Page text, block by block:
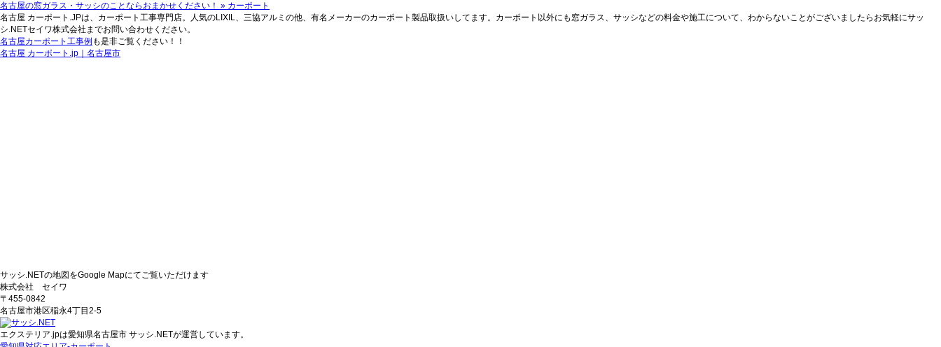
名古屋の窓ガラス・サッシのことならおまかせください！ » カーポート
名古屋 カーポート.JPは、カーポート工事専門店。人気のLIXIL、三協アルミの他、有名メーカーのカーポート製品取扱いしてます。カーポート以外にも窓ガラス、サッシなどの料金や施工について、わからないことがございましたらお気軽にサッ
シ.NETセイワ株式会社までお問い合わせください。
名古屋カーポート工事例 も是非ご覧ください！！
名古屋 カーポート.jp｜名古屋市
サッシ.NETの地図をGoogle Mapにてご覧いただけます
株式会社 セイワ
〒455-0842
名古屋市港区稲永4丁目2-5
エクステリア.jpは愛知県名古屋市 サッシ.NETが運営しています。